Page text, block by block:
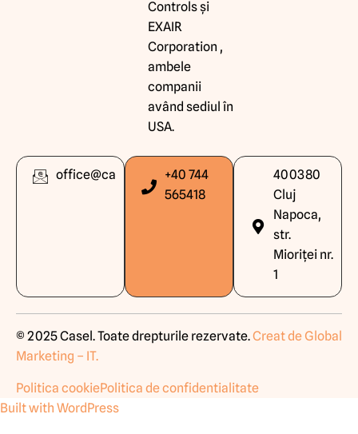
Controls și
EXAIR
Corporation ,
ambele
companii
având sediul în
USA.
office@caselpneumatic.ro
+40 744
565418
400380
Cluj
Napoca,
str.
Mioriței nr.
1
© 2025 Casel. Toate drepturile rezervate.Creat de Global
Marketing – IT.
Politica cookiePolitica de confidentialitate
Built with WordPress